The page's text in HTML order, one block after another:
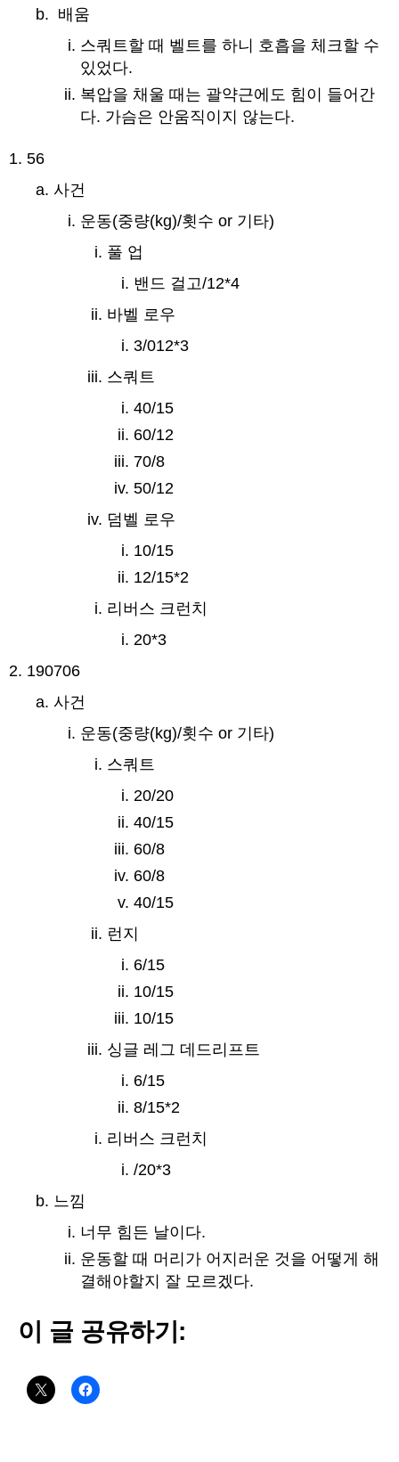
배움
스쿼트할 때 벨트를 하니 호흡을 체크할 수
있었다.
복압을 채울 때는 괄약근에도 힘이 들어간
다. 가슴은 안움직이지 않는다.
56
사건
운동(중량(kg)/횟수 or 기타)
풀 업
밴드 걸고/12*4
바벨 로우
3/012*3
스쿼트
40/15
60/12
70/8
50/12
덤벨 로우
10/15
12/15*2
리버스 크런치
20*3
190706
사건
운동(중량(kg)/횟수 or 기타)
스쿼트
20/20
40/15
60/8
60/8
40/15
런지
6/15
10/15
10/15
싱글 레그 데드리프트
6/15
8/15*2
리버스 크런치
/20*3
느낌
너무 힘든 날이다.
운동할 때 머리가 어지러운 것을 어떻게 해
결해야할지 잘 모르겠다.
이 글 공유하기: